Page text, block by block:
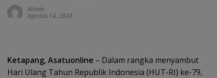
Admin
Agustus 14, 2024
Ketapang, Asatuonline – Dalam rangka menyambut
Hari Ulang Tahun Republik Indonesia (HUT-RI) ke-79,